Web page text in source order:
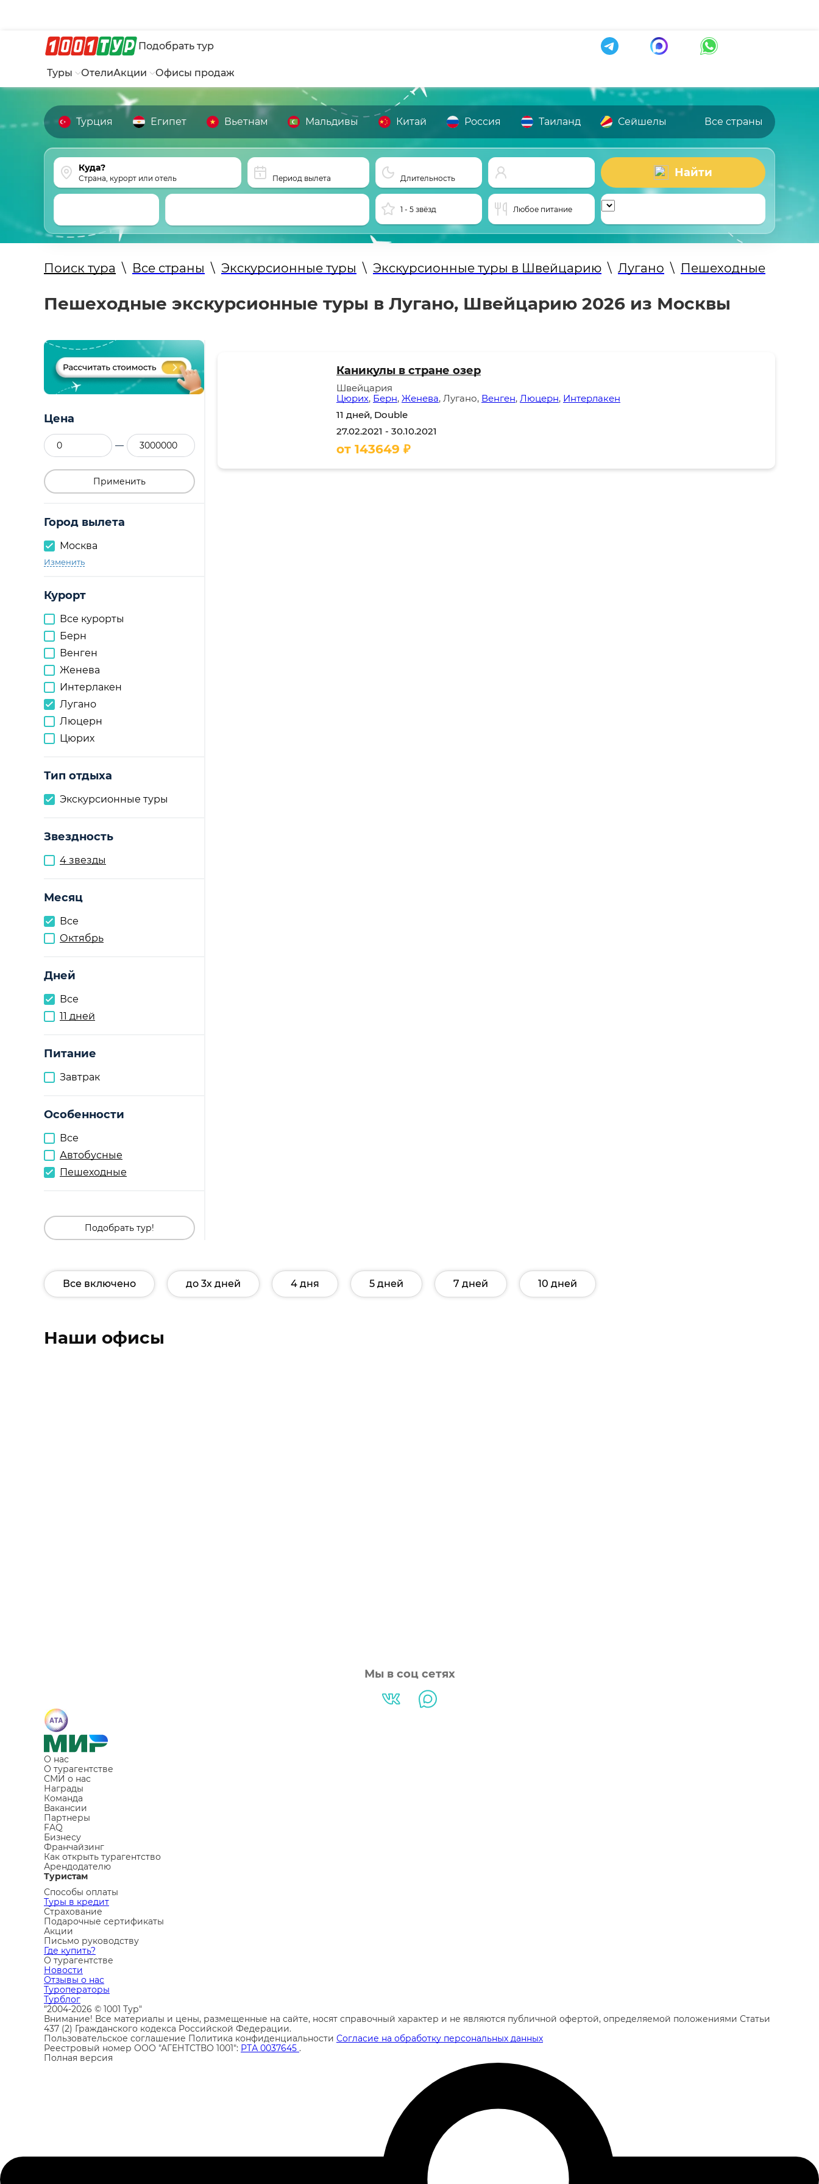
Подобрать тур
Туры ОтелиАкции Офисы продаж
Турция Египет Вьетнам Мальдивы Китай Россия Таиланд Сейшелы Все страны
Страна, курорт или отель Период вылета Длительность Найти
1 - 5 звёзд Любое питание
Поиск тура \ Все страны \ Экскурсионные туры \ Экскурсионные туры в Швейцарию \ Лугано \ Пешеходные
Пешеходные экскурсионные туры в Лугано, Швейцарию 2026 из Москвы
Цена
—
Применить
Город вылета
Москва
Изменить
Курорт
Все курорты
Берн
Венген
Женева
Интерлакен
Лугано
Люцерн
Цюрих
Тип отдыха
Экскурсионные туры
Звездность
4 звезды
Месяц
Все
Октябрь
Дней
Все
11 дней
Питание
Завтрак
Особенности
Все
Автобусные
Пешеходные
Подобрать тур!
Каникулы в стране озер
Швейцария
Цюрих, Берн, Женева, Лугано, Венген, Люцерн, Интерлакен
11 дней, Double
27.02.2021 - 30.10.2021
от 143649 ₽
Все включено до 3х дней 4 дня 5 дней 7 дней 10 дней
Наши офисы
Мы в соц сетях
О нас
О турагентстве
СМИ о нас
Награды
Команда
Вакансии
Партнеры
FAQ
Бизнесу
Франчайзинг
Как открыть турагентство
Арендодателю
Туристам
Способы оплаты
Туры в кредит
Страхование
Подарочные сертификаты
Акции
Письмо руководству
Где купить?
О турагентстве
Новости
Отзывы о нас
Туроператоры
Турблог
"2004-2026 © 1001 Тур"
Внимание! Все материалы и цены, размещенные на сайте, носят справочный характер и не являются публичной офертой, определяемой положениями Статьи
437 (2) Гражданского кодекса Российской Федерации.
Пользовательское соглашение Политика конфиденциальности Согласие на обработку персональных данных
Реестровый номер ООО "АГЕНТСТВО 1001": РТА 0037645 .
Полная версия